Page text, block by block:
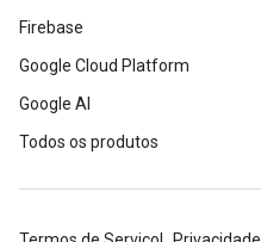
Firebase
Google Cloud Platform
Google AI
Todos os produtos